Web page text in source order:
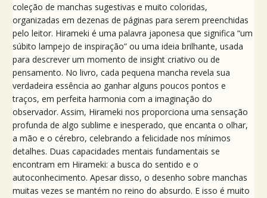
coleção de manchas sugestivas e muito coloridas,
organizadas em dezenas de páginas para serem preenchidas
pelo leitor. Hirameki é uma palavra japonesa que significa “um
súbito lampejo de inspiração” ou uma ideia brilhante, usada
para descrever um momento de insight criativo ou de
pensamento. No livro, cada pequena mancha revela sua
verdadeira essência ao ganhar alguns poucos pontos e
traços, em perfeita harmonia com a imaginação do
observador. Assim, Hirameki nos proporciona uma sensação
profunda de algo sublime e inesperado, que encanta o olhar,
a mão e o cérebro, celebrando a felicidade nos mínimos
detalhes. Duas capacidades mentais fundamentais se
encontram em Hirameki: a busca do sentido e o
autoconhecimento. Apesar disso, o desenho sobre manchas
muitas vezes se mantém no reino do absurdo. E isso é muito